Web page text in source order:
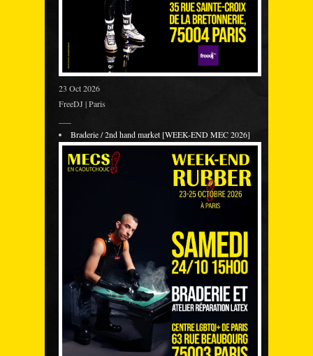
23 Oct 2026
FreeDJ | Paris
Braderie / 2nd hand market [WEEK-END MEC 2026]